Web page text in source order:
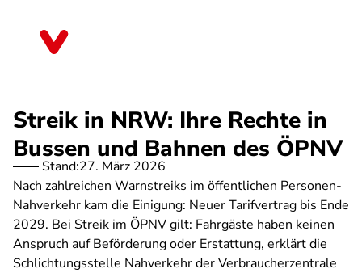
Streik in NRW: Ihre Rechte in
Bussen und Bahnen des ÖPNV
Stand:27. März 2026
Nach zahlreichen Warnstreiks im öffentlichen Personen-
Nahverkehr kam die Einigung: Neuer Tarifvertrag bis Ende
2029. Bei Streik im ÖPNV gilt: Fahrgäste haben keinen
Anspruch auf Beförderung oder Erstattung, erklärt die
Schlichtungsstelle Nahverkehr der Verbraucherzentrale